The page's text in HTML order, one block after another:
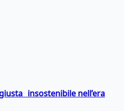
insostenibile nell’era